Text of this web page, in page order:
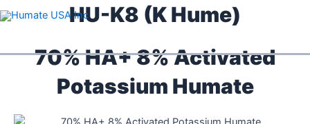
to
HU-K8 (K Hume)
70% HA+ 8% Activated
Potassium Humate